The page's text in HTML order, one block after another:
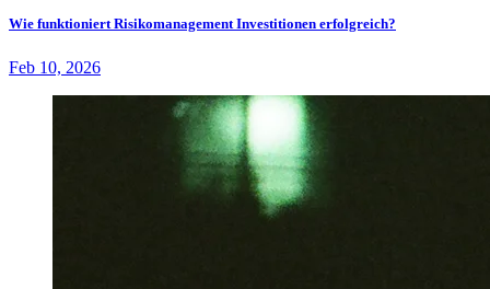
Wie funktioniert Risikomanagement Investitionen erfolgreich?
Feb 10, 2026